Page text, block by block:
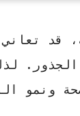
قد
ونمو